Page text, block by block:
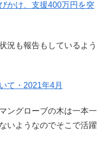
かけ、支援400万円を突
況も報告もしているよう
て・2021年4月
ングローブの木は一本一
いようなのでそこで活躍